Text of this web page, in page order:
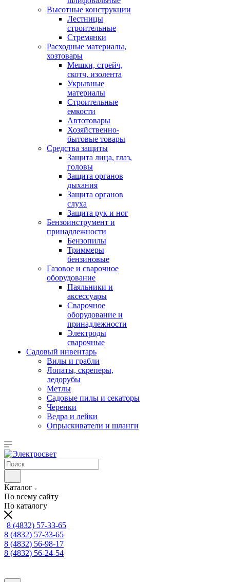
Высотные конструкции
Лестницы
строительные
Стремянки
Расходные материалы,
хозтовары
Мешки, стрейч,
скотч, изолента
Укрывные
материалы
Строительные
емкости
Автотовары
Хозяйственно-
бытовые товары
Средства защиты
Защита лица, глаз,
головы
Защита органов
дыхания
Защита органов
слуха
Защита рук и ног
Бензоинструмент и
принадлежности
Бензопилы
Триммеры
бензиновые
Газовое и сварочное
оборудование
Паяльники и
аксессуары
Сварочное
оборудование и
принадлежности
Электроды
сварочные
Садовый инвентарь
Вилы и грабли
Лопаты, скреперы,
ледорубы
Метлы
Садовые пилы и секаторы
Черенки
Ведра и лейки
Опрыскиватели и шланги
Каталог
По всему сайту
По каталогу
8 (4832) 57-33-65
8 (4832) 57-33-65
8 (4832) 56-98-17
8 (4832) 56-24-54